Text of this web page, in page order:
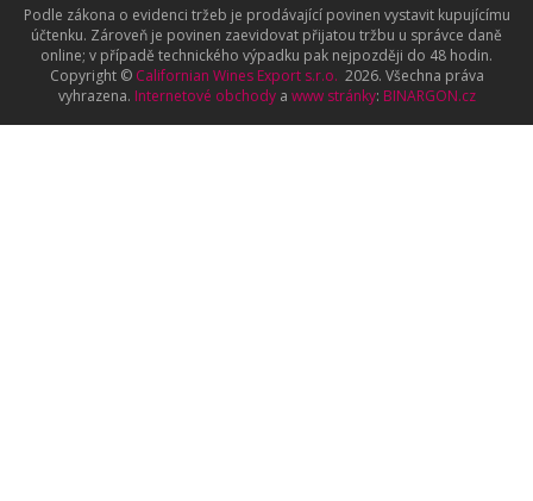
Podle zákona o evidenci tržeb je prodávající povinen vystavit kupujícímu
účtenku. Zároveň je povinen zaevidovat přijatou tržbu u správce daně
online; v případě technického výpadku pak nejpozději do 48 hodin.
Copyright © Californian Wines Export s.r.o. 2026. Všechna práva
vyhrazena. Internetové obchodya www stránky: BINARGON.cz